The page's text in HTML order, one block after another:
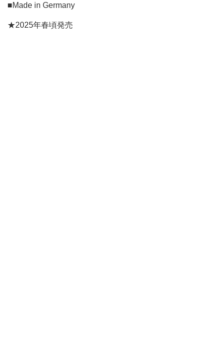
■Made in Germany
★2025年春頃発売